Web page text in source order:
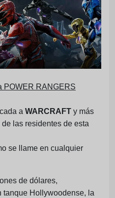
POWER RANGERS
a WARCRAFT y más
las residentes de esta
se llame en cualquier
de dólares,
tanque Hollywoodense, la